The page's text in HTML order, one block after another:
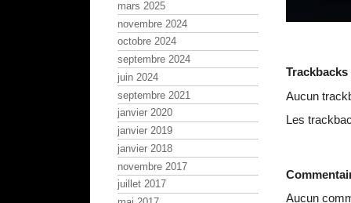
Trackbacks
Aucun
Les
Aucun
mars 2025
novembre 2024
octobre 2024
septembre 2024
juin 2024
septembre 2021
janvier 2020
janvier 2019
janvier 2018
novembre 2017
juillet 2017